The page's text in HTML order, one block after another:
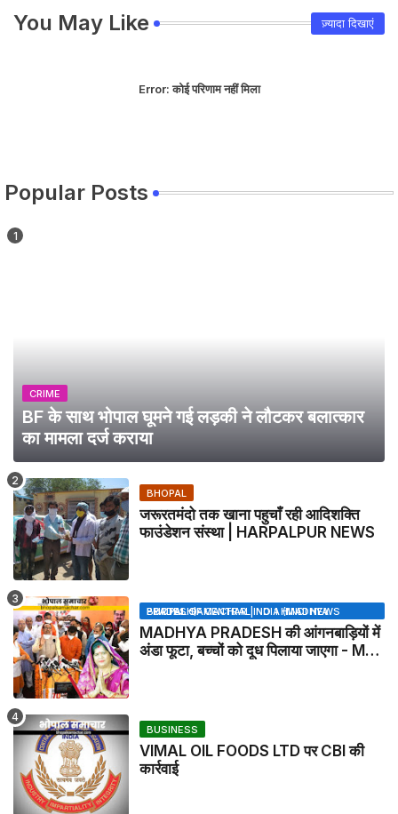
You May Like ज़्यादा दिखाएं
Error:कोई परिणाम नहीं मिला
Popular Posts
CRIME
BF के साथ भोपाल घूमने गई लड़की ने लौटकर बलात्कार
का मामला दर्ज कराया
BHOPAL
जरूरतमंदो तक खाना पहुचाँ रही आदिशक्ति
फाउंडेशन संस्था | HARPALPUR NEWS
BHOPAL SAMACHAR | NO 1 HINDI NEWS PORTAL OF CENTRAL INDIA (MADHYA PRADESH)
MADHYA PRADESH की आंगनबाड़ियों में
अंडा फूटा, बच्चों को दूध पिलाया जाएगा - MP
BUSINESS
VIMAL OIL FOODS LTD पर CBI की
कार्रवाई